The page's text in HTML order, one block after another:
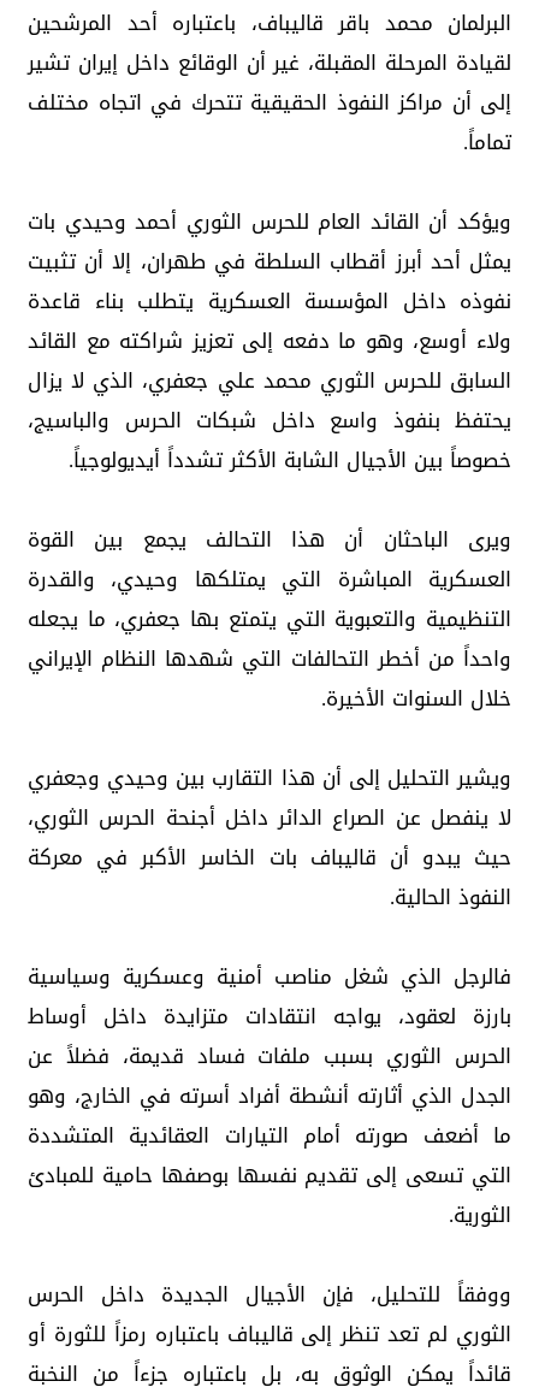
البرلمان محمد باقر قاليباف، باعتباره أحد المرشحين
لقيادة المرحلة المقبلة، غير أن الوقائع داخل إيران تشير
إلى أن مراكز النفوذ الحقيقية تتحرك في اتجاه مختلف
تماماً.
ويؤكد أن القائد العام للحرس الثوري أحمد وحيدي بات
يمثل أحد أبرز أقطاب السلطة في طهران، إلا أن تثبيت
نفوذه داخل المؤسسة العسكرية يتطلب بناء قاعدة
ولاء أوسع، وهو ما دفعه إلى تعزيز شراكته مع القائد
السابق للحرس الثوري محمد علي جعفري، الذي لا يزال
يحتفظ بنفوذ واسع داخل شبكات الحرس والباسيج،
خصوصاً بين الأجيال الشابة الأكثر تشدداً أيديولوجياً.
ويرى الباحثان أن هذا التحالف يجمع بين القوة
العسكرية المباشرة التي يمتلكها وحيدي، والقدرة
التنظيمية والتعبوية التي يتمتع بها جعفري، ما يجعله
واحداً من أخطر التحالفات التي شهدها النظام الإيراني
خلال السنوات الأخيرة.
ويشير التحليل إلى أن هذا التقارب بين وحيدي وجعفري
لا ينفصل عن الصراع الدائر داخل أجنحة الحرس الثوري،
حيث يبدو أن قاليباف بات الخاسر الأكبر في معركة
النفوذ الحالية.
فالرجل الذي شغل مناصب أمنية وعسكرية وسياسية
بارزة لعقود، يواجه انتقادات متزايدة داخل أوساط
الحرس الثوري بسبب ملفات فساد قديمة، فضلاً عن
الجدل الذي أثارته أنشطة أفراد أسرته في الخارج، وهو
ما أضعف صورته أمام التيارات العقائدية المتشددة
التي تسعى إلى تقديم نفسها بوصفها حامية للمبادئ
الثورية.
ووفقاً للتحليل، فإن الأجيال الجديدة داخل الحرس
الثوري لم تعد تنظر إلى قاليباف باعتباره رمزاً للثورة أو
قائداً يمكن الوثوق به، بل باعتباره جزءاً من النخبة